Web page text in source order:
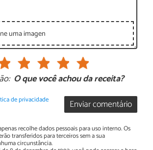
uma imagen
O que você achou da receita?
Enviar comentário
de privacidade
recolhe dados pessoais para uso interno. Os
transferidos para terceiros sem a sua
circunstância.